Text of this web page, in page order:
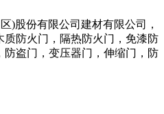
)股份有限公司建材有限公司，
防火门，隔热防火门，免漆防
盗门，变压器门，伸缩门，防